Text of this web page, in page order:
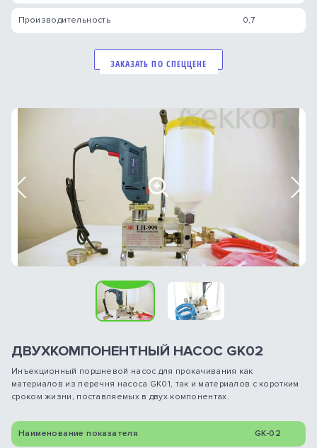
Производительность 0,7
ЗАКАЗАТЬ ПО СПЕЦЦЕНЕ
Previous
ДВУХКОМПОНЕНТНЫЙ НАСОС GK02
Инъекционный поршневой насос для прокачивания как
материалов из перечня насоса GK01, так и материалов с коротким
сроком жизни, поставляемых в двух компонентах.
Наименование показателя GK-02